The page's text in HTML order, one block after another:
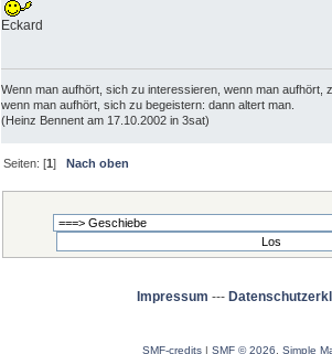
Eckard
Wenn man aufhört, sich zu interessieren, wenn man aufhört,
wenn man aufhört, sich zu begeistern: dann altert man.
(Heinz Bennent am 17.10.2002 in 3sat)
Seiten: [1]Nach oben
Impressum ---
SMF-credits | SMF © 2026 Simple